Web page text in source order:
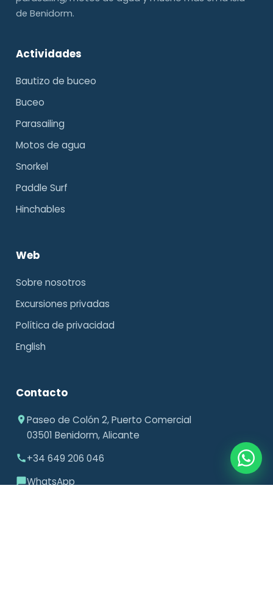
de Benidorm.
Actividades
Bautizo de buceo
Buceo
Parasailing
Motos de agua
Snorkel
Paddle Surf
Hinchables
Web
Sobre nosotros
Excursiones privadas
Política de privacidad
English
Contacto
Paseo de Colón 2, Puerto Comercial
03501 Benidorm, Alicante
+34 649 206 046
WhatsApp